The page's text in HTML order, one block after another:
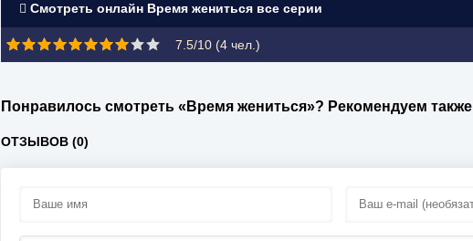
Смотреть онлайн Время жениться все серии
7.5/10 (4 чел.)
Понравилось смотреть «Время жениться»? Рекомендуем также
ОТЗЫВОВ (0)